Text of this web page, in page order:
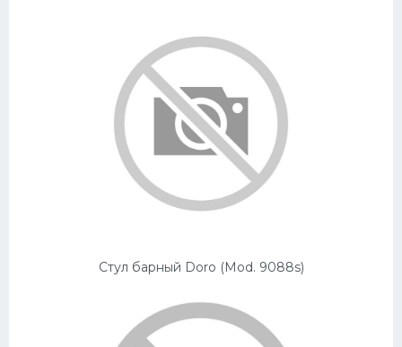
Стул барный Doro (Mod. 9088s)